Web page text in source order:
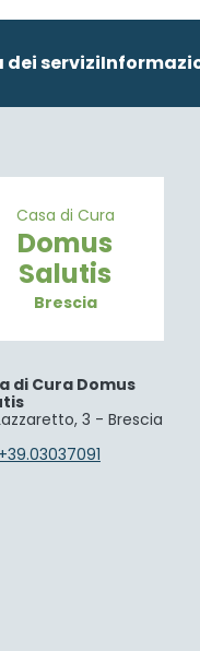
dei servizi
Casa di Cura
Domus
Salutis
Brescia
di Cura Domus
3 - Brescia
+39.03037091